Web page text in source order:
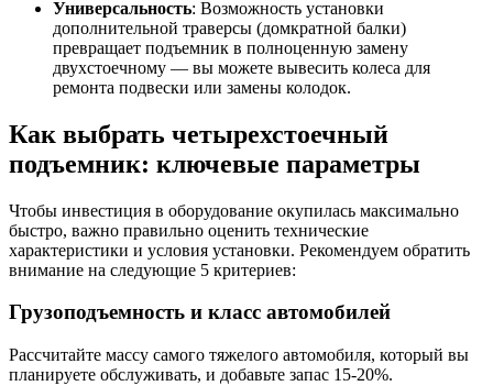
Универсальность: Возможность установки
дополнительной траверсы (домкратной балки)
превращает подъемник в полноценную замену
двухстоечному — вы можете вывесить колеса для
ремонта подвески или замены колодок.
Как выбрать четырехстоечный
подъемник: ключевые параметры
Чтобы инвестиция в оборудование окупилась максимально
быстро, важно правильно оценить технические
характеристики и условия установки. Рекомендуем обратить
внимание на следующие 5 критериев:
Грузоподъемность и класс автомобилей
Рассчитайте массу самого тяжелого автомобиля, который вы
планируете обслуживать, и добавьте запас 15-20%.